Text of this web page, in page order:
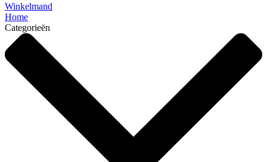
Winkelmand
Home
Categorieën